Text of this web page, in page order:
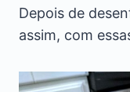
Depois de
assim, com